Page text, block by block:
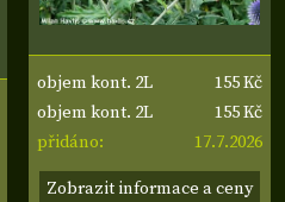
objem kont. 2L
155 Kč
objem kont. 2L
155 Kč
přidáno:
17.7.2026
Zobrazit informace a ceny